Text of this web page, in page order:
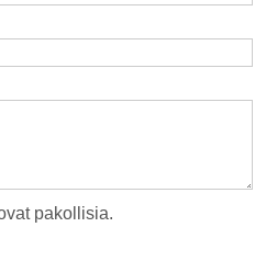
pakollisia.